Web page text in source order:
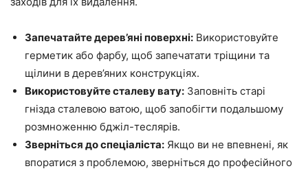
Запечатайте дерев’яні поверхні: Використовуйте
герметик або фарбу, щоб запечатати тріщини та
щілини в дерев’яних конструкціях.
Використовуйте сталеву вату: Заповніть старі
гнізда сталевою ватою, щоб запобігти подальшому
розмноженню бджіл-теслярів.
Зверніться до спеціаліста: Якщо ви не впевнені, як
впоратися з проблемою, зверніться до професійного